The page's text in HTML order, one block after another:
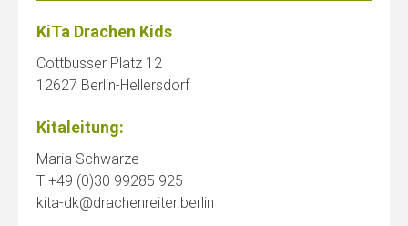
KiTa Drachen Kids
Cottbusser Platz 12
12627 Berlin-Hellersdorf
Kitaleitung:
Maria Schwarze
T +49 (0)30 99285 925
kita-dk@drachenreiter.berlin